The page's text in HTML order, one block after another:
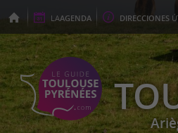
LAAGENDA DIRECCIONES